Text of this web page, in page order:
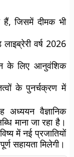
जिसमें दीमक भी
वर्ष 2026
के लिए आनुवंशिक
के पुनर्चक्रण में
वैज्ञानिक
माना जा रहा है।
में नई प्रजातियों
सहायता मिलेगी।